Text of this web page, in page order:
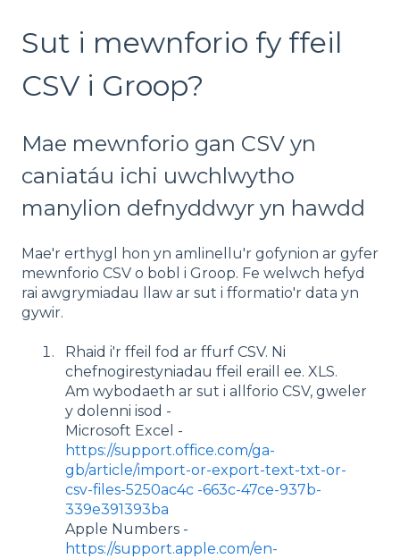
Sut i mewnforio fy ffeil
CSV i Groop?
Mae mewnforio gan CSV yn
caniatáu ichi uwchlwytho
manylion defnyddwyr yn hawdd
Mae'r erthygl hon yn amlinellu'r gofynion ar gyfer
mewnforio CSV o bobl i Groop. Fe welwch hefyd
rai awgrymiadau llaw ar sut i fformatio'r data yn
gywir.
Rhaid i'r ffeil fod ar ffurf CSV. Ni
chefnogirestyniadau ffeil eraill ee. XLS.
Am wybodaeth ar sut i allforio CSV, gweler
y dolenni isod -
Microsoft Excel -
https://support.office.com/ga-
gb/article/import-or-export-text-txt-or-
csv-files-5250ac4c -663c-47ce-937b-
339e391393ba
Apple Numbers -
https://support.apple.com/en-